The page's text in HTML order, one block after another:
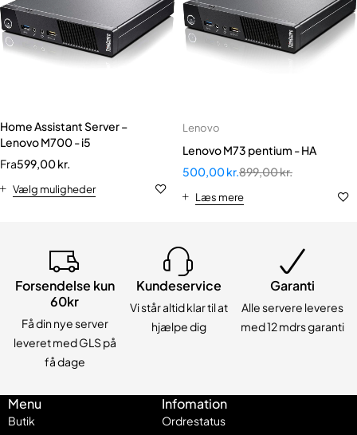
Home Assistant Server –
Lenovo M700 - i5
Fra599,00kr.
Vælg muligheder
Lenovo
Lenovo M73 pentium - HA
899,00kr.
500,00kr.
Læs mere
Forsendelse kun
60kr
Få din nye server
leveret med GLS på
få dage
Kundeservice
Vi står altid klar til at
hjælpe dig
Garanti
Alle servere leveres
med 12 mdrs garanti
Menu
Butik
Infomation
Ordrestatus